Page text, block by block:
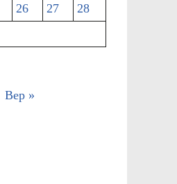
26 27
28
Вер »